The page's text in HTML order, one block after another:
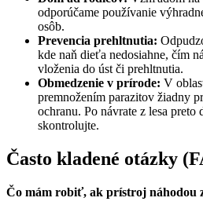
odporúčame používanie
osôb.
Prevencia prehltnutia:
kde naň dieťa nedosiahne, čím
vloženia do úst či prehltnutia.
Obmedzenie v prírode: V
premnožením parazitov žiadny
ochranu. Po návrate z lesa
skontrolujte.
Často kladené otázky
Čo mám robiť, ak prístroj náhodou